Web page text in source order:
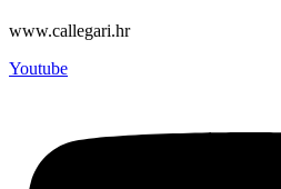
www.callegari.hr
Youtube